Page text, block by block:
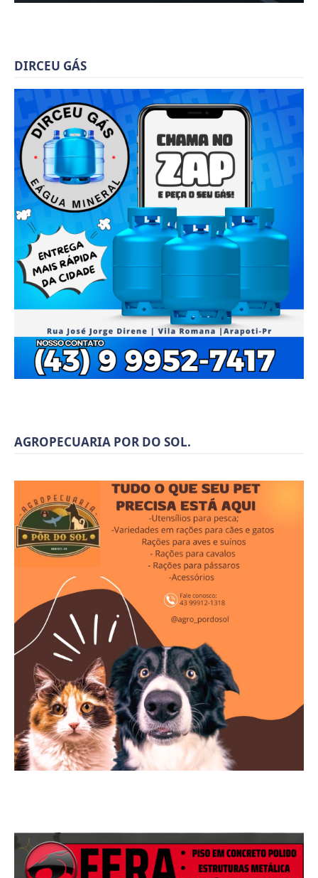
DIRCEU GÁS
AGROPECUARIA POR DO SOL.